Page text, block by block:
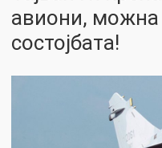
авиони, можна
состојбата!